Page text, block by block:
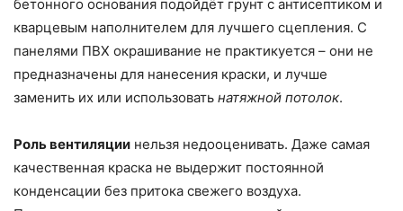
бетонного основания подойдёт грунт с антисептиком и
кварцевым наполнителем для лучшего сцепления. С
панелями ПВХ окрашивание не практикуется – они не
предназначены для нанесения краски, и лучше
заменить их или использовать натяжной потолок.
Роль вентиляции нельзя недооценивать. Даже самая
качественная краска не выдержит постоянной
конденсации без притока свежего воздуха.